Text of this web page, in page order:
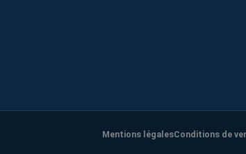
Mentions légalesConditions de